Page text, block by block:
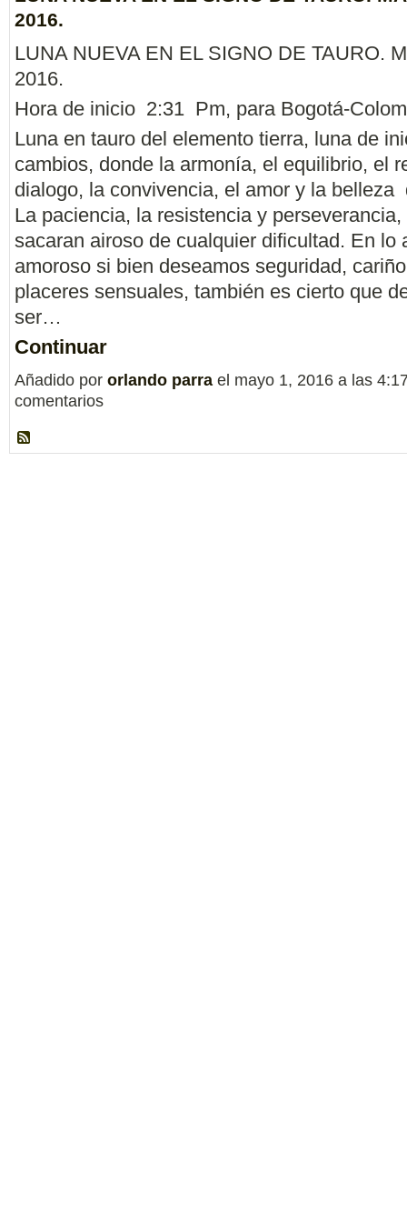
2016.
LUNA NUEVA EN EL SIGNO DE TAURO.
2016.
Hora de inicio 2:31 Pm, para Bogotá-
Luna en tauro del elemento tierra, luna de
cambios, donde la armonía, el equilibrio, el
dialogo, la convivencia, el amor y la belleza
La paciencia, la resistencia y perseverancia,
sacaran airoso de cualquier dificultad. En lo
amoroso si bien deseamos seguridad,
placeres sensuales, también es cierto que
ser…
Continuar
Añadido por orlando parra el mayo 1, 2016 a las
comentarios